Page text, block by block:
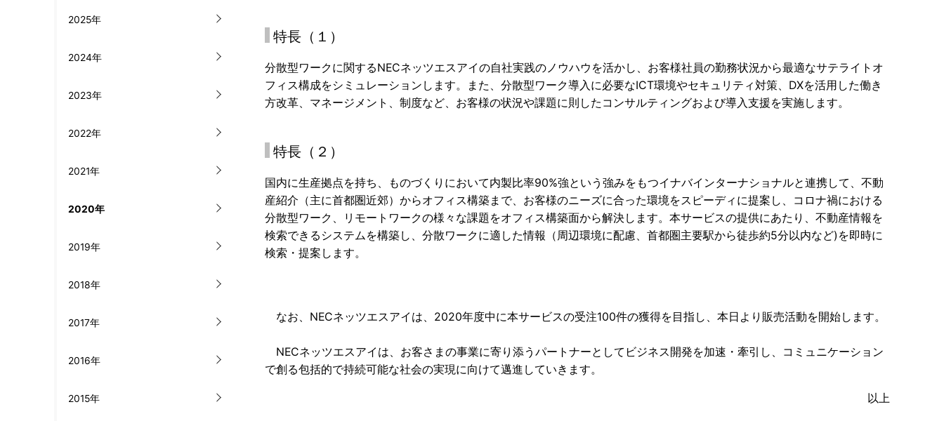
ン2025年
2024年
2023年
2022年
2021年
2020年
2019年
2018年
2017年
2016年
2015年
特長（１）
分散型ワークに関するNECネッツエスアイの自社実践のノウハウを活かし、お客様社員の勤務状況から最適なサテライトオ
フィス構成をシミュレーションします。また、分散型ワーク導入に必要なICT環境やセキュリティ対策、DXを活用した働き
方改革、マネージメント、制度など、お客様の状況や課題に則したコンサルティングおよび導入支援を実施します。
特長（２）
国内に生産拠点を持ち、ものづくりにおいて内製比率90%強という強みをもつイナバインターナショナルと連携して、不動
産紹介（主に首都圏近郊）からオフィス構築まで、お客様のニーズに合った環境をスピーディに提案し、コロナ禍における
分散型ワーク、リモートワークの様々な課題をオフィス構築面から解決します。本サービスの提供にあたり、不動産情報を
検索できるシステムを構築し、分散ワークに適した情報（周辺環境に配慮、首都圏主要駅から徒歩約5分以内など)を即時に
検索・提案します。
なお、NECネッツエスアイは、2020年度中に本サービスの受注100件の獲得を目指し、本日より販売活動を開始します。
NECネッツエスアイは、お客さまの事業に寄り添うパートナーとしてビジネス開発を加速・牽引し、コミュニケーション
で創る包括的で持続可能な社会の実現に向けて邁進していきます。
以上